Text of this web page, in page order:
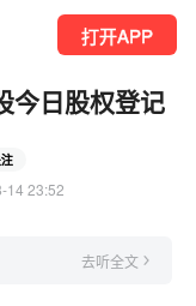
打开APP
今日股权登记
14 23:52
去听全文